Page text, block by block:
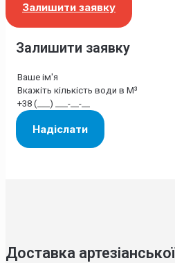
Залишити заявку
Залишити заявку
Доставка